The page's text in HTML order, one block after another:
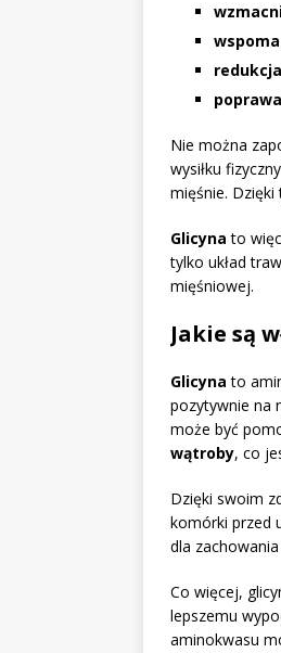
Nie można
wysiłku
mięśnie.
Glicyna to
tylko układ
mięśniowej.
Jakie są
Glicyna to
pozytywnie na
może być
wątroby, co
Dzięki swoim
komórki przed
dla
Co więcej,
lepszemu
aminokwasu